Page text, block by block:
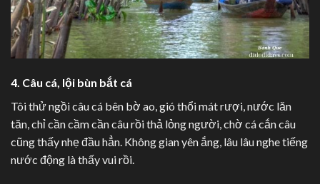
4. Câu cá, lội bùn bắt cá
Tôi thử ngồi câu cá bên bờ ao, gió thổi mát rượi, nước lăn
tăn, chỉ cần cầm cần câu rồi thả lỏng người, chờ cá cắn câu
cũng thấy nhẹ đầu hẳn. Không gian yên ắng, lâu lâu nghe tiếng
nước động là thấy vui rồi.